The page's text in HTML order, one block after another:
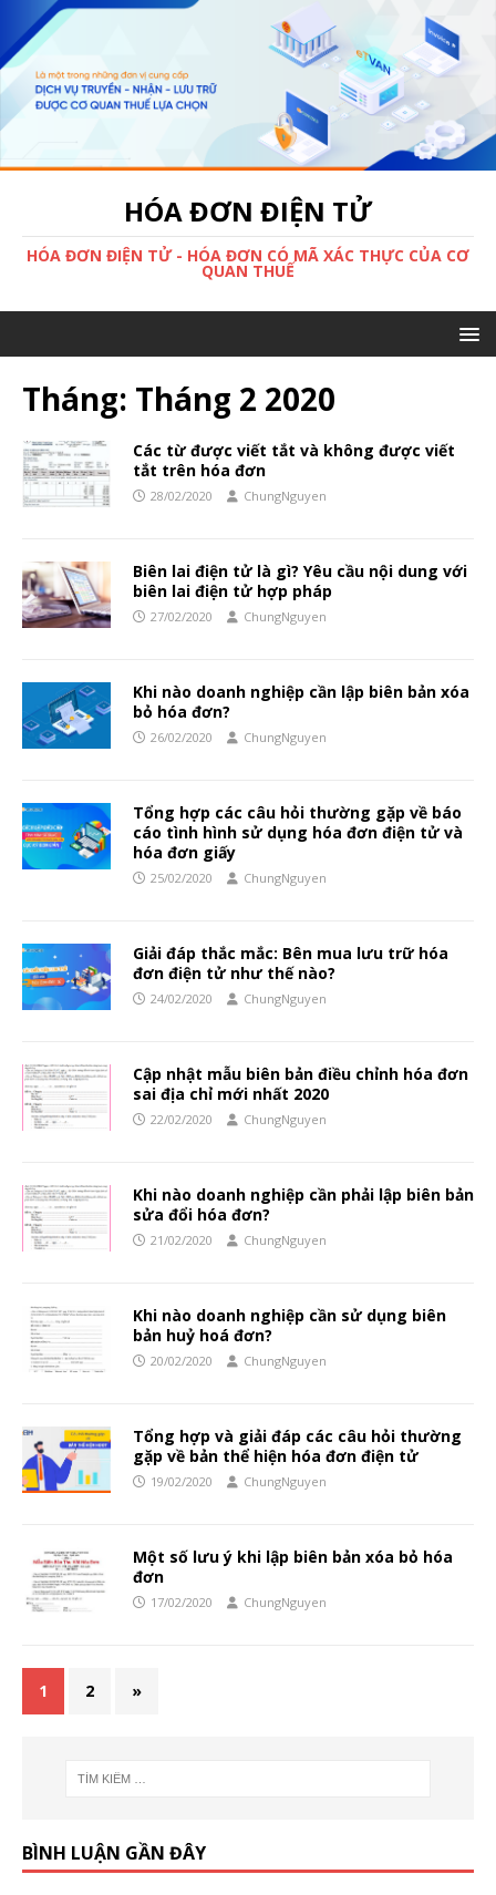
HÓA ĐƠN ĐIỆN TỬ
HÓA ĐƠN ĐIỆN TỬ - HÓA ĐƠN CÓ MÃ XÁC THỰC CỦA CƠ
QUAN THUẾ
Tháng: Tháng 2 2020
Các từ được viết tắt và không được viết
tắt trên hóa đơn
28/02/2020 ChungNguyen
Biên lai điện tử là gì? Yêu cầu nội dung với
biên lai điện tử hợp pháp
27/02/2020 ChungNguyen
Khi nào doanh nghiệp cần lập biên bản xóa
bỏ hóa đơn?
26/02/2020 ChungNguyen
Tổng hợp các câu hỏi thường gặp về báo
cáo tình hình sử dụng hóa đơn điện tử và
hóa đơn giấy
25/02/2020 ChungNguyen
Giải đáp thắc mắc: Bên mua lưu trữ hóa
đơn điện tử như thế nào?
24/02/2020 ChungNguyen
Cập nhật mẫu biên bản điều chỉnh hóa đơn
sai địa chỉ mới nhất 2020
22/02/2020 ChungNguyen
Khi nào doanh nghiệp cần phải lập biên bản
sửa đổi hóa đơn?
21/02/2020 ChungNguyen
Khi nào doanh nghiệp cần sử dụng biên
bản huỷ hoá đơn?
20/02/2020 ChungNguyen
Tổng hợp và giải đáp các câu hỏi thường
gặp về bản thể hiện hóa đơn điện tử
19/02/2020 ChungNguyen
Một số lưu ý khi lập biên bản xóa bỏ hóa
đơn
17/02/2020 ChungNguyen
1 2 »
BÌNH LUẬN GẦN ĐÂY